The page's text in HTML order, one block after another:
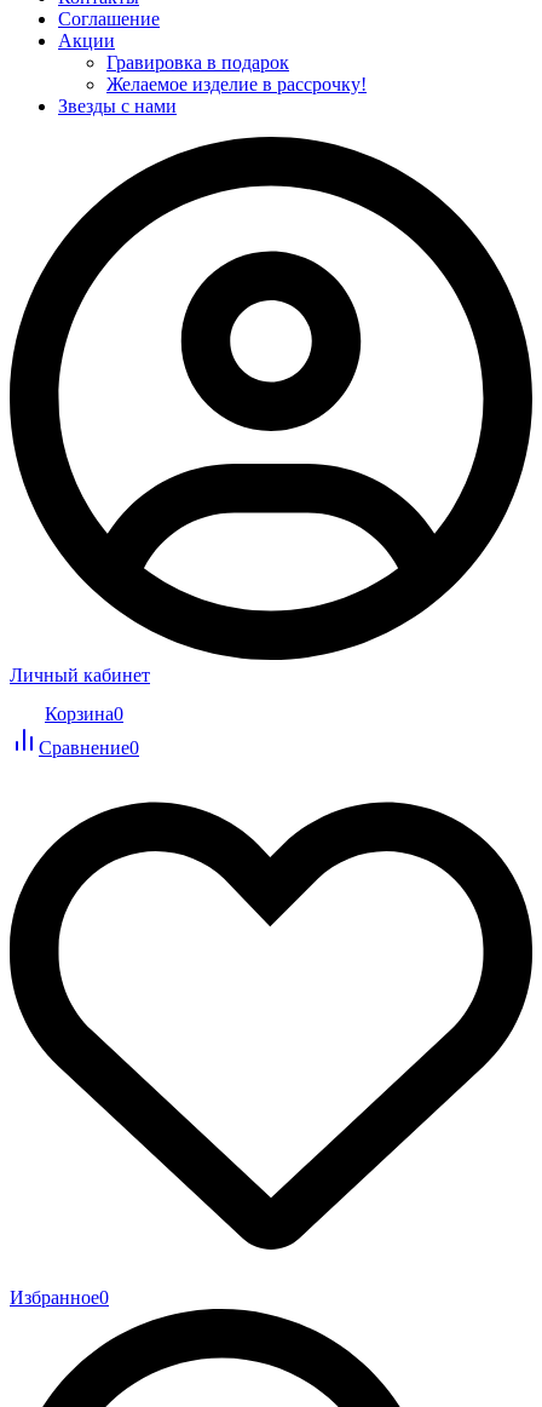
Соглашение
Акции
Гравировка в подарок
Желаемое изделие в рассрочку!
Звезды с нами
Личный кабинет
Корзина0
Сравнение0
Избранное0